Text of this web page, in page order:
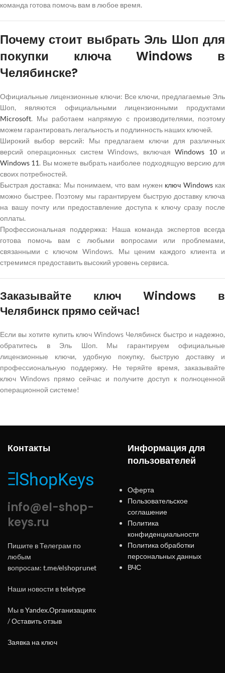
команда готова помочь вам в любое время.
Почему стоит выбрать Эль Шоп для
покупки ключа Windows в
Челябинске?
Официальные лицензионные ключи: Все ключи, предлагаемые Эль
Шоп, являются официальными лицензионными продуктами
Microsoft. Мы работаем напрямую с производителями, поэтому
можем гарантировать легальность и подлинность наших ключей.
Широкий выбор версий: Мы предлагаем ключи для различных
версий операционных систем Windows, включаяWindows 10и
Windows 11. Вы можете выбрать наиболее подходящую версию для
своих потребностей.
Быстрая доставка: Мы понимаем, что вам нужен ключ Windowsкак
можно быстрее. Поэтому мы гарантируем быструю доставку ключа
на вашу почту или предоставление доступа к ключу сразу после
оплаты.
Профессиональная поддержка: Наша команда экспертов всегда
готова помочь вам с любыми вопросами или проблемами,
связанными с ключом Windows. Мы ценим каждого клиента и
стремимся предоставить высокий уровень сервиса.
Заказывайте ключ Windows в
Челябинск прямо сейчас!
Если вы хотите купить ключ Windows Челябинск быстро и надежно,
обратитесь в Эль Шоп. Мы гарантируем официальные
лицензионные ключи, удобную покупку, быструю доставку и
профессиональную поддержку. Не теряйте время, заказывайте
ключ Windows прямо сейчас и получите доступ к полноценной
операционной системе!
Контакты
info@el-shop-
keys.ru
Пишите в Телеграм по
любым
вопросам: t.me/elshoprunet
Наши новости вteletype
Мы вYandex.Организациях
/Оставить отзыв
Заявка на ключ
Информация для
пользователей
Оферта
Пользовательское
соглашение
Политика
конфиденциальности
Политика обработки
персональных данных
ВЧС